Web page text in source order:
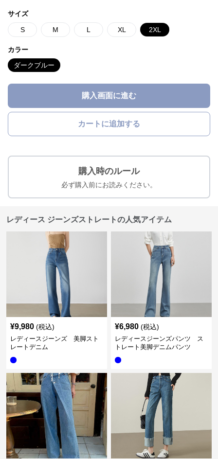
サイズ
S M L XL 2XL
カラー
ダークブルー
購入画面に進む
カートに追加する
購入時のルール
必ず購入前にお読みください。
レディース ジーンズストレートの人気アイテム
¥9,980 (税込)
レディースジーンズ 美脚スト
レートデニム
¥6,980 (税込)
レディースジーンズパンツ ス
トレート美脚デニムパンツ